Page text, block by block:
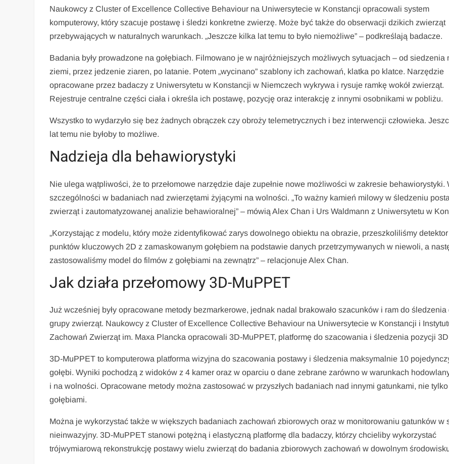
Naukowcy z Cluster of Excellence Collective Behaviour na Uniwersytecie w Konstancji opracowali system
komputerowy, który szacuje postawę i śledzi konkretne zwierzę. Może być także do obserwacji dzikich zwierząt
przebywających w naturalnych warunkach. „Jeszcze kilka lat temu to było niemożliwe” – podkreślają badacze.
Badania były prowadzone na gołębiach. Filmowano je w najróżniejszych możliwych sytuacjach – od siedzenia
ziemi, przez jedzenie ziaren, po latanie. Potem „wycinano” szablony ich zachowań, klatka po klatce. Narzędzie
opracowane przez badaczy z Uniwersytetu w Konstancji w Niemczech wykrywa i rysuje ramkę wokół zwierząt.
Rejestruje centralne części ciała i określa ich postawę, pozycję oraz interakcję z innymi osobnikami w pobliżu.
Wszystko to wydarzyło się bez żadnych obrączek czy obroży telemetrycznych i bez interwencji człowieka.
lat temu nie byłoby to możliwe.
Nadzieja dla behawiorystyki
Nie ulega wątpliwości, że to przełomowe narzędzie daje zupełnie nowe możliwości w zakresie behawiorystyki.
szczególności w badaniach nad zwierzętami żyjącymi na wolności. „To ważny kamień milowy w śledzeniu
zwierząt i zautomatyzowanej analizie behawioralnej” – mówią Alex Chan i Urs Waldmann z Uniwersytetu w
„Korzystając z modelu, który może zidentyfikować zarys dowolnego obiektu na obrazie, przeszkoliliśmy detektor
punktów kluczowych 2D z zamaskowanym gołębiem na podstawie danych przetrzymywanych w niewoli, a
zastosowaliśmy model do filmów z gołębiami na zewnątrz” – relacjonuje Alex Chan.
Jak działa przełomowy 3D-MuPPET
Już wcześniej były opracowane metody bezmarkerowe, jednak nadal brakowało szacunków i ram do śledzenia
grupy zwierząt. Naukowcy z Cluster of Excellence Collective Behaviour na Uniwersytecie w Konstancji i
Zachowań Zwierząt im. Maxa Plancka opracowali 3D-MuPPET, platformę do szacowania i śledzenia pozycji
3D-MuPPET to komputerowa platforma wizyjna do szacowania postawy i śledzenia maksymalnie 10
gołębi. Wyniki pochodzą z widoków z 4 kamer oraz w oparciu o dane zebrane zarówno w warunkach
i na wolności. Opracowane metody można zastosować w przyszłych badaniach nad innymi gatunkami, nie tylko
gołębiami.
Można je wykorzystać także w większych badaniach zachowań zbiorowych oraz w monitorowaniu gatunków w
nieinwazyjny. 3D-MuPPET stanowi potężną i elastyczną platformę dla badaczy, którzy chcieliby wykorzystać
trójwymiarową rekonstrukcję postawy wielu zwierząt do badania zbiorowych zachowań w dowolnym